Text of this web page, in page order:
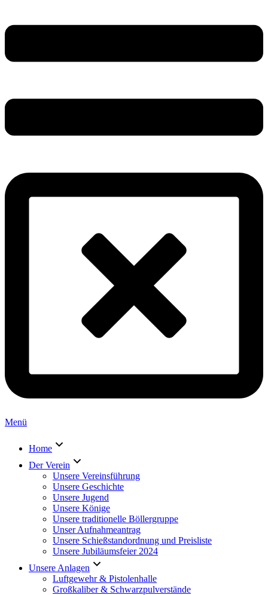
Menü
Home
Der Verein
Unsere Vereinsführung
Unsere Geschichte
Unsere Jugend
Unsere Könige
Unsere traditionelle Böllergruppe
Unser Aufnahmeantrag
Unsere Schießstandordnung und Preisliste
Unsere Jubiläumsfeier 2024
Unsere Anlagen
Luftgewehr & Pistolenhalle
Großkaliber & Schwarzpulverstände